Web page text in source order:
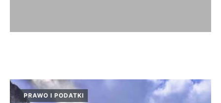
PRAWO I PODATKI